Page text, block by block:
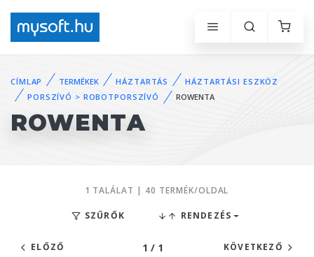
CÍMLAP TERMÉKEK HÁZTARTÁS
HÁZTARTÁSI ESZKÖZ
PORSZÍVÓ > ROBOTPORSZÍVÓ
ROWENTA
ROWENTA
1 TALÁLAT | 40 TERMÉK/OLDAL
SZŰRŐK RENDEZÉS
ELŐZŐ 1 / 1 KÖVETKEZŐ